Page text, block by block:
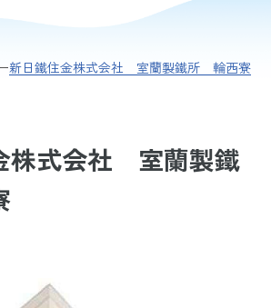
新日鐵住金株式会社 室蘭製鐵所 輪西寮
株式会社 室蘭製鐵